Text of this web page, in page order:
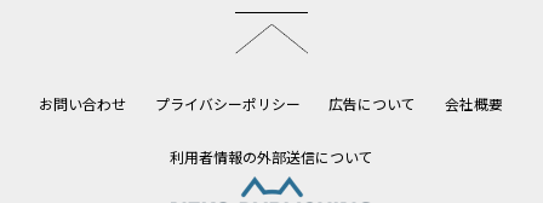
お問い合わせ プライバシーポリシー 広告について 会社概要
利用者情報の外部送信について